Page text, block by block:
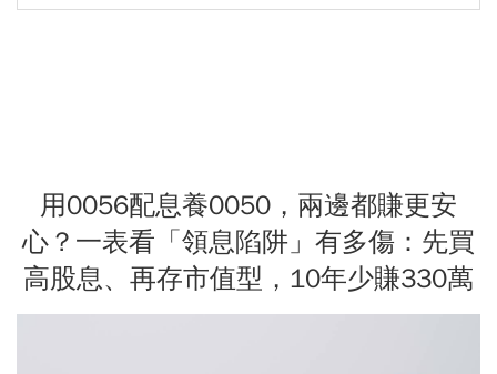
用0056配息養0050，兩邊都賺更安
心？一表看「領息陷阱」有多傷：先買
高股息、再存市值型，10年少賺330萬